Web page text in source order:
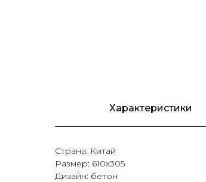
Характеристики
Страна: Китай
Размер: 610x305
Дизайн: бетон